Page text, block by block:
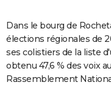
COPAINS D'AVANT
S'inscrire
Se connecter
Lycées
Collèges
Primaires
Universités
Entreprises
Service militaire
Avis de recherche
AVIS DE DÉCÈS
FORUM
Dans le bourg de
élections régionales de
ses colistiers de la liste
obtenu 47,6 % des voix
Rassemblement